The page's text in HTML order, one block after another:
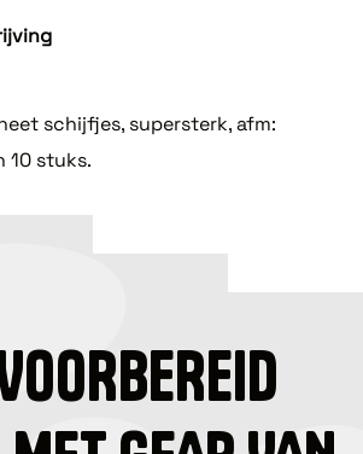
schijfjes, supersterk, afm:
10 stuks.